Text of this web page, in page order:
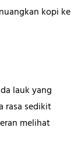
kopi ke
lauk yang
rasa sedikit
melihat